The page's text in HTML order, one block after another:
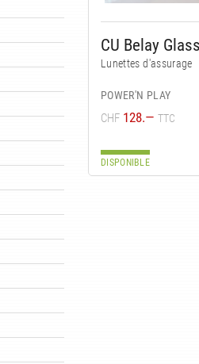
Lunettes d'assurage
POWER'N PLAY
CHF 128.— TTC
DISPONIBLE